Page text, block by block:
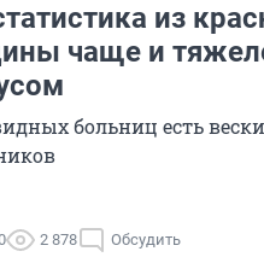
из
чаще и
больниц есть
2 878 Обсудить